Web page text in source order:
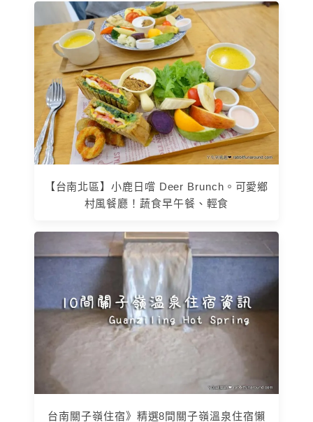
【台南北區】小鹿日嚐 Deer Brunch。可愛鄉
村風餐廳！蔬食早午餐、輕食
台南關子嶺住宿》精選8間關子嶺溫泉住宿懶